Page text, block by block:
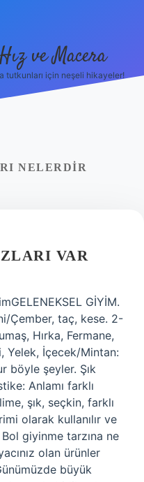
Hız ve Macera
tutkunları için neşeli hikayeler!
NELERDIR
VAR
GİYİM.
Çember, taç, kese. 2-
Hırka, Fermane,
Yelek, İçecek/Mintan:
böyle şeyler. Şık
Anlamı farklı
şık, seçkin, farklı
olarak kullanılır ve
giyinme tarzına ne
olan ürünler
büyük